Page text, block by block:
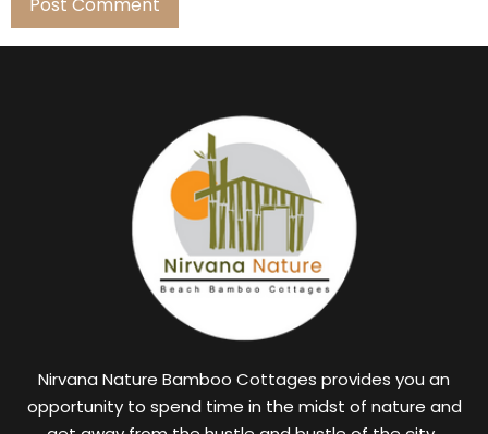
Nirvana Nature Bamboo Cottages provides you an
opportunity to spend time in the midst of nature and